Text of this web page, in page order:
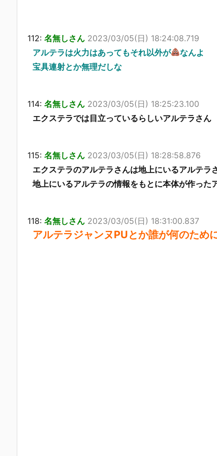
112: 名無しさん 2023/03/05(日) 18:24:08.719
アルテラは火力はあってもそれ以外が
なんよ
宝具連射とか無理だしな
114: 名無しさん 2023/03/05(日) 18:25:23.100
エクステラでは目立っているらしいアルテラさん
115: 名無しさん 2023/03/05(日) 18:28:58.876
エクステラのアルテラさんは地上にいるアルテラ
地上にいるアルテラの情報をもとに本体が作った
118: 名無しさん 2023/03/05(日) 18:31:00.837
アルテラジャンヌPUとか誰が何のため